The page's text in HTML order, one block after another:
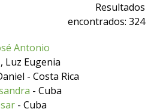
Resultados
encontrados: 324
Antonio
Luz Eugenia
- Costa Rica
- Cuba
- Cuba